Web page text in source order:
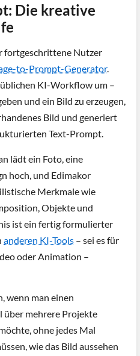
Die kreative
fortgeschrittene Nutzer
to-Prompt-Generator.
KI-Workflow um –
und ein Bild zu erzeugen,
Bild und generiert
Text-Prompt.
lädt ein Foto, eine
hoch, und Edimakor
Merkmale wie
Objekte und
ist ein fertig formulierter
anderen KI-Tools – sei es für
oder Animation –
wenn man einen
über mehrere Projekte
ohne jedes Mal
wie das Bild aussehen